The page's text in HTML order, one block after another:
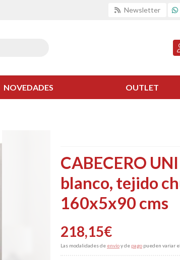
Newsletter
NOVEDADES OUTLET
CABECERO
blanco, tejido
160x5x90 cms
218,15€
Las modalidades de envíoy de pago pueden variar